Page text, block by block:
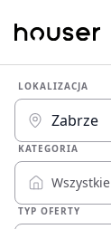
LOKALIZACJA
KATEGORIA
Wszystkie
TYP OFERTY